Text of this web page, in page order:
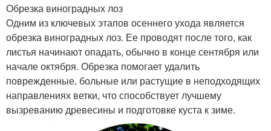
Обрезка виноградных лоз
Одним из ключевых этапов осеннего ухода является
обрезка виноградных лоз. Ее проводят после того, как
листья начинают опадать, обычно в конце сентября или
начале октября. Обрезка помогает удалить
поврежденные, больные или растущие в неподходящих
направлениях ветки, что способствует лучшему
вызреванию древесины и подготовке куста к зиме.